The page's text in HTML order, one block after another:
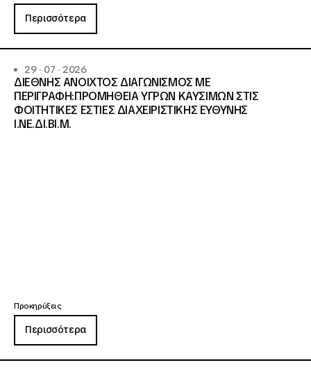
Περισσότερα
29 · 07 · 2026
ΔΙΕΘΝΗΣ ΑΝΟΙΧΤΟΣ ΔΙΑΓΩΝΙΣΜΟΣ ΜΕ
ΠΕΡΙΓΡΑΦΗ:ΠΡΟΜΗΘΕΙΑ ΥΓΡΩΝ ΚΑΥΣΙΜΩΝ ΣΤΙΣ
ΦΟΙΤΗΤΙΚΕΣ ΕΣΤΙΕΣ ΔΙΑΧΕΙΡΙΣΤΙΚΗΣ ΕΥΘΥΝΗΣ
Ι.ΝΕ.ΔΙ.ΒΙ.Μ.
Προκηρύξεις
Περισσότερα